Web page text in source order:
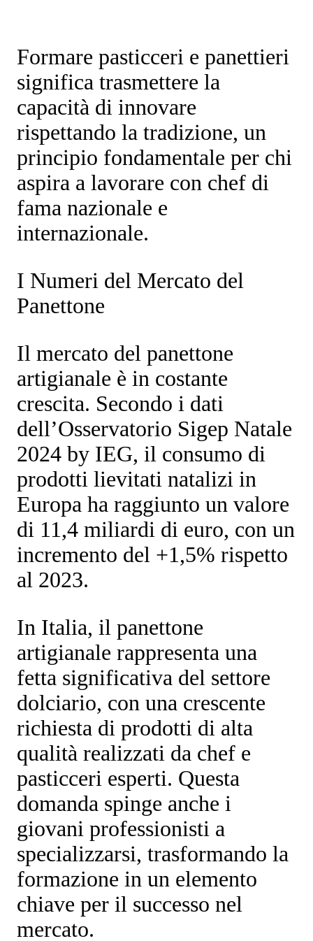
Formare pasticceri e panettieri
significa trasmettere la
capacità di innovare
rispettando la tradizione, un
principio fondamentale per chi
aspira a lavorare con chef di
fama nazionale e
internazionale.
I Numeri del Mercato del
Panettone
Il mercato del panettone
artigianale è in costante
crescita. Secondo i dati
dell’Osservatorio Sigep Natale
2024 by IEG, il consumo di
prodotti lievitati natalizi in
Europa ha raggiunto un valore
di 11,4 miliardi di euro, con un
incremento del +1,5% rispetto
al 2023.
In Italia, il panettone
artigianale rappresenta una
fetta significativa del settore
dolciario, con una crescente
richiesta di prodotti di alta
qualità realizzati da chef e
pasticceri esperti. Questa
domanda spinge anche i
giovani professionisti a
specializzarsi, trasformando la
formazione in un elemento
chiave per il successo nel
mercato.